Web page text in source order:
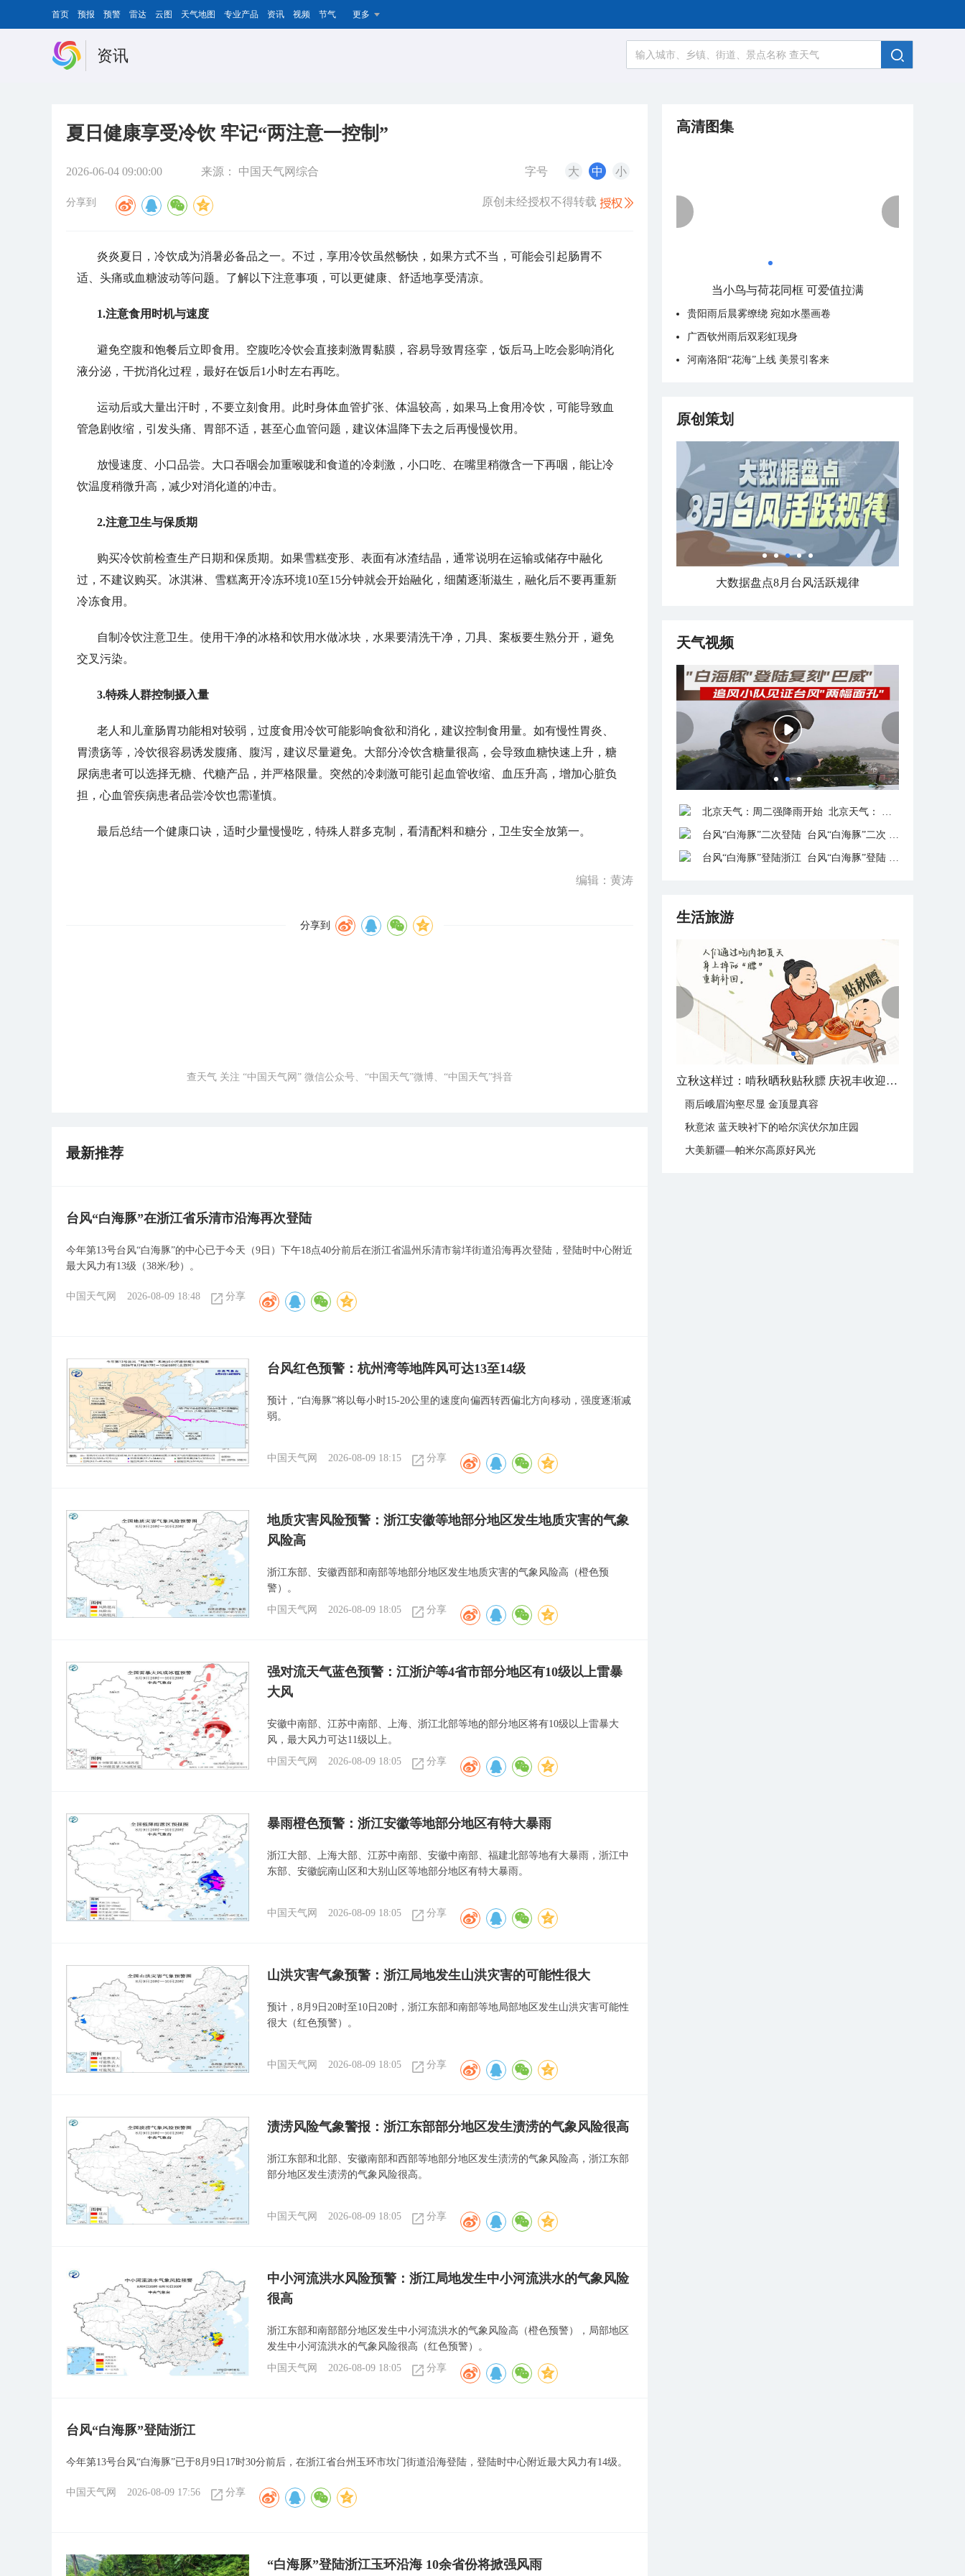
首页 预报 预警 雷达 云图 天气地图 专业产品 资讯 视频 节气 更多
资讯
夏日健康享受冷饮 牢记“两注意一控制”
2026-06-04 09:00:00 来源： 中国天气网综合 字号 大 中 小
分享到 原创未经授权不得转载
炎炎夏日，冷饮成为消暑必备品之一。不过，享用冷饮虽然畅快，如果方式不当，可能会引起肠胃不
适、头痛或血糖波动等问题。了解以下注意事项，可以更健康、舒适地享受清凉。
1.注意食用时机与速度
避免空腹和饱餐后立即食用。空腹吃冷饮会直接刺激胃黏膜，容易导致胃痉挛，饭后马上吃会影响消化
液分泌，干扰消化过程，最好在饭后1小时左右再吃。
运动后或大量出汗时，不要立刻食用。此时身体血管扩张、体温较高，如果马上食用冷饮，可能导致血
管急剧收缩，引发头痛、胃部不适，甚至心血管问题，建议体温降下去之后再慢慢饮用。
放慢速度、小口品尝。大口吞咽会加重喉咙和食道的冷刺激，小口吃、在嘴里稍微含一下再咽，能让冷
饮温度稍微升高，减少对消化道的冲击。
2.注意卫生与保质期
购买冷饮前检查生产日期和保质期。如果雪糕变形、表面有冰渣结晶，通常说明在运输或储存中融化
过，不建议购买。冰淇淋、雪糕离开冷冻环境10至15分钟就会开始融化，细菌逐渐滋生，融化后不要再重新
冷冻食用。
自制冷饮注意卫生。使用干净的冰格和饮用水做冰块，水果要清洗干净，刀具、案板要生熟分开，避免
交叉污染。
3.特殊人群控制摄入量
老人和儿童肠胃功能相对较弱，过度食用冷饮可能影响食欲和消化，建议控制食用量。如有慢性胃炎、
胃溃疡等，冷饮很容易诱发腹痛、腹泻，建议尽量避免。大部分冷饮含糖量很高，会导致血糖快速上升，糖
尿病患者可以选择无糖、代糖产品，并严格限量。突然的冷刺激可能引起血管收缩、血压升高，增加心脏负
担，心血管疾病患者品尝冷饮也需谨慎。
最后总结一个健康口诀，适时少量慢慢吃，特殊人群多克制，看清配料和糖分，卫生安全放第一。
编辑：黄涛
分享到
查天气 关注 “中国天气网” 微信公众号、“中国天气”微博、“中国天气”抖音
最新推荐
台风“白海豚”在浙江省乐清市沿海再次登陆
今年第13号台风“白海豚”的中心已于今天（9日）下午18点40分前后在浙江省温州乐清市翁垟街道沿海再次登陆，登陆时中心附近
最大风力有13级（38米/秒）。
中国天气网 2026-08-09 18:48 分享
​台风红色预警：杭州湾等地阵风可达13至14级
预计，“白海豚”将以每小时15-20公里的速度向偏西转西偏北方向移动，强度逐渐减
弱。
中国天气网 2026-08-09 18:15 分享
地质灾害风险预警：浙江安徽等地部分地区发生地质灾害的气象
风险高
浙江东部、安徽西部和南部等地部分地区发生地质灾害的气象风险高（橙色预
警）。
中国天气网
2026-08-09 18:05 分享
强对流天气蓝色预警：江浙沪等4省市部分地区有10级以上雷暴
大风
安徽中南部、江苏中南部、上海、浙江北部等地的部分地区将有10级以上雷暴大
风，最大风力可达11级以上。
中国天气网
2026-08-09 18:05 分享
暴雨橙色预警：浙江安徽等地部分地区有特大暴雨
浙江大部、上海大部、江苏中南部、安徽中南部、福建北部等地有大暴雨，浙江中
东部、安徽皖南山区和大别山区等地部分地区有特大暴雨。
中国天气网 2026-08-09 18:05 分享
山洪灾害气象预警：浙江局地发生山洪灾害的可能性很大
预计，8月9日20时至10日20时，浙江东部和南部等地局部地区发生山洪灾害可能性
很大（红色预警）。
中国天气网 2026-08-09 18:05 分享
渍涝风险气象警报：浙江东部部分地区发生渍涝的气象风险很高
浙江东部和北部、安徽南部和西部等地部分地区发生渍涝的气象风险高，浙江东部
部分地区发生渍涝的气象风险很高。
中国天气网 2026-08-09 18:05 分享
中小河流洪水风险预警：浙江局地发生中小河流洪水的气象风险
很高
浙江东部和南部部分地区发生中小河流洪水的气象风险高（橙色预警），局部地区
发生中小河流洪水的气象风险很高（红色预警）。
中国天气网
2026-08-09 18:05 分享
台风“白海豚”登陆浙江
今年第13号台风“白海豚”已于8月9日17时30分前后，在浙江省台州玉环市坎门街道沿海登陆，登陆时中心附近最大风力有14级。
中国天气网 2026-08-09 17:56 分享
“白海豚”登陆浙江玉环沿海 10余省份将掀强风雨
高清图集
当小鸟与荷花同框 可爱值拉满
贵阳雨后晨雾缭绕 宛如水墨画卷
广西钦州雨后双彩虹现身
河南洛阳“花海”上线 美景引客来
原创策划
大数据盘点8月台风活跃规律
天气视频
北京天气：周二强降雨开始
台风“白海豚”二次登陆
台风“白海豚”登陆浙江
生活旅游
立秋这样过：啃秋晒秋贴秋膘 庆祝丰收迎秋来
雨后峨眉沟壑尽显 金顶显真容
秋意浓 蓝天映衬下的哈尔滨伏尔加庄园
大美新疆—帕米尔高原好风光